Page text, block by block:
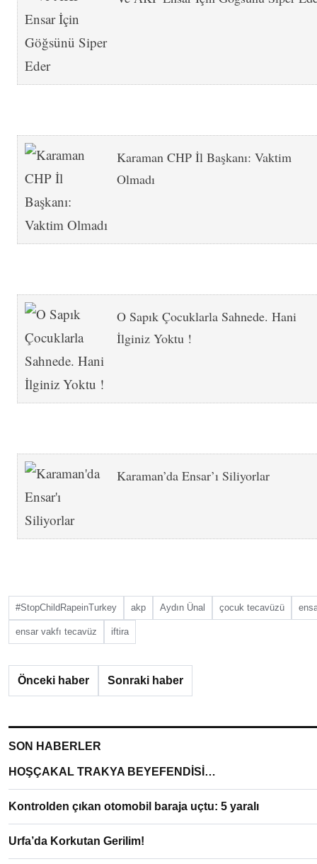
Karaman CHP İl Başkanı: Vaktim
Olmadı
O Sapık Çocuklarla Sahnede. Hani
İlginiz Yoktu !
Karaman’da Ensar’ı Siliyorlar
#StopChildRapeinTurkey akp Aydın Ünal çocuk tecavüzü
ensar vakfı tecavüz iftira
Önceki haber Sonraki haber
SON HABERLER
HOŞÇAKAL TRAKYA BEYEFENDİSİ…
Kontrolden çıkan otomobil baraja uçtu: 5 yaralı
Urfa’da Korkutan Gerilim!